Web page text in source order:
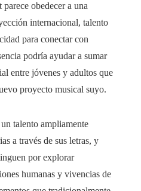
obedecer a una
internacional, talento
para conectar con
podría ayudar a sumar
entre jóvenes y adultos que
proyecto musical suyo.
talento ampliamente
a través de sus letras, y
por explorar
humanas y vivencias de